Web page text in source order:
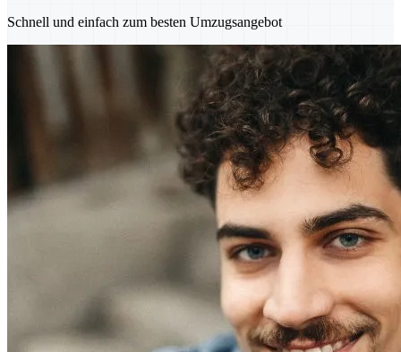
Schnell und einfach zum besten Umzugsangebot